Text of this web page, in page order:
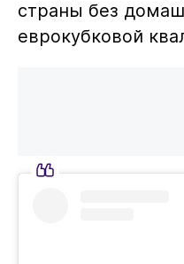
страны без
еврокубковой